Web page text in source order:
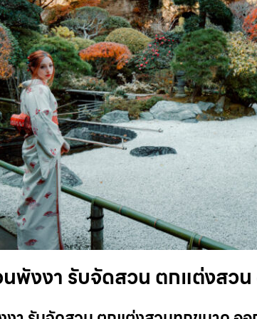
พังงา รับจัดสวน ตกแต่งสว